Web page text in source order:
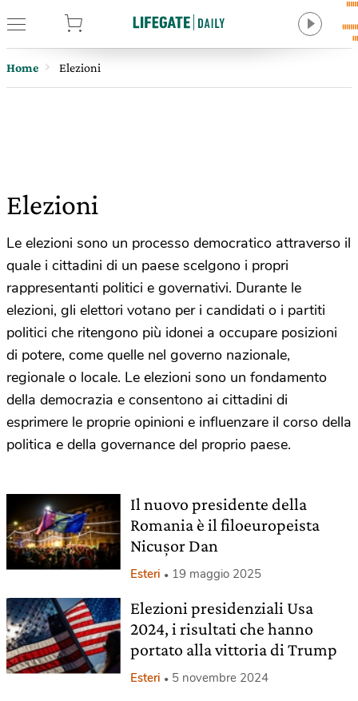
Home Elezioni
Elezioni
Le elezioni sono un processo democratico attraverso il
quale i cittadini di un paese scelgono i propri
rappresentanti politici e governativi. Durante le
elezioni, gli elettori votano per i candidati o i partiti
politici che ritengono più idonei a occupare posizioni
di potere, come quelle nel governo nazionale,
regionale o locale. Le elezioni sono un fondamento
della democrazia e consentono ai cittadini di
esprimere le proprie opinioni e influenzare il corso della
politica e della governance del proprio paese.
Il nuovo presidente della
Romania è il filoeuropeista
Nicușor Dan
Esteri 19 maggio 2025
Elezioni presidenziali Usa
2024, i risultati che hanno
portato alla vittoria di Trump
Esteri 5 novembre 2024